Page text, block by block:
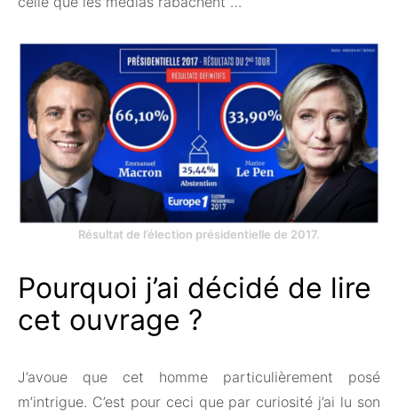
Résultat de l’élection présidentielle de 2017.
Pourquoi j’ai décidé de lire
cet ouvrage ?
J’avoue que cet homme particulièrement posé
m’intrigue. C’est pour ceci que par curiosité j’ai lu son